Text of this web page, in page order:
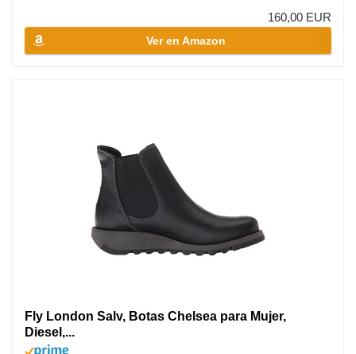
160,00 EUR
Ver en Amazon
Fly London Salv, Botas Chelsea para Mujer,
Diesel,...